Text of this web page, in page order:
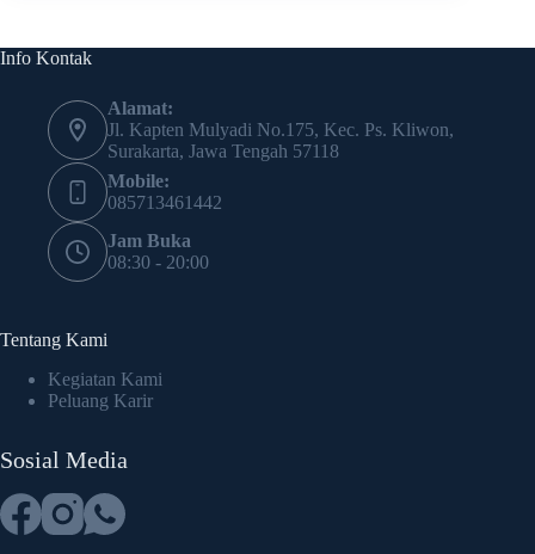
Info Kontak
Alamat:
Jl. Kapten Mulyadi No.175, Kec. Ps. Kliwon,
Surakarta, Jawa Tengah 57118
Mobile:
085713461442
Jam Buka
08:30 - 20:00
Tentang Kami
Kegiatan Kami
Peluang Karir
Sosial Media